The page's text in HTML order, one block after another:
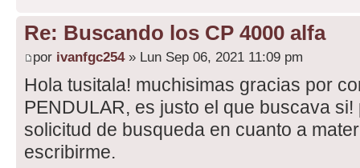
Re: Buscando los CP 4000 alfa
por ivanfgc254» Lun Sep 06, 2021 11:09 pm
Hola tusitala! muchisimas gracias por
PENDULAR, es justo el que buscava
solicitud de busqueda en cuanto a
escribirme.